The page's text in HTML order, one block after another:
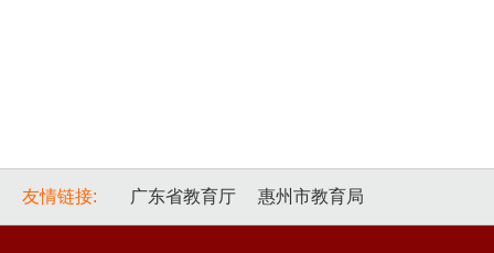
友情链接: 广东省教育厅 惠州市教育局